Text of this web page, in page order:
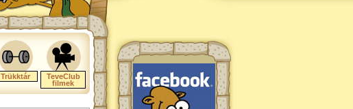
Trükktár
TeveClub
filmek